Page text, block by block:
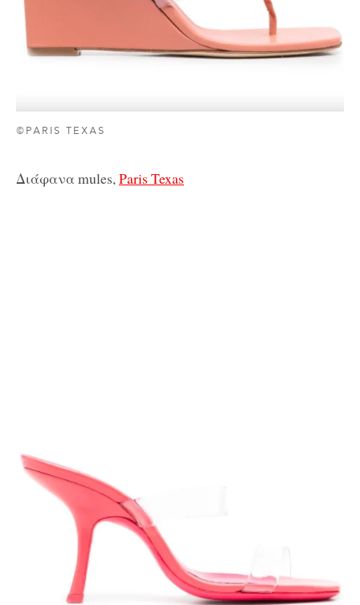
©PARIS TEXAS
Διάφανα mules,Paris Texas